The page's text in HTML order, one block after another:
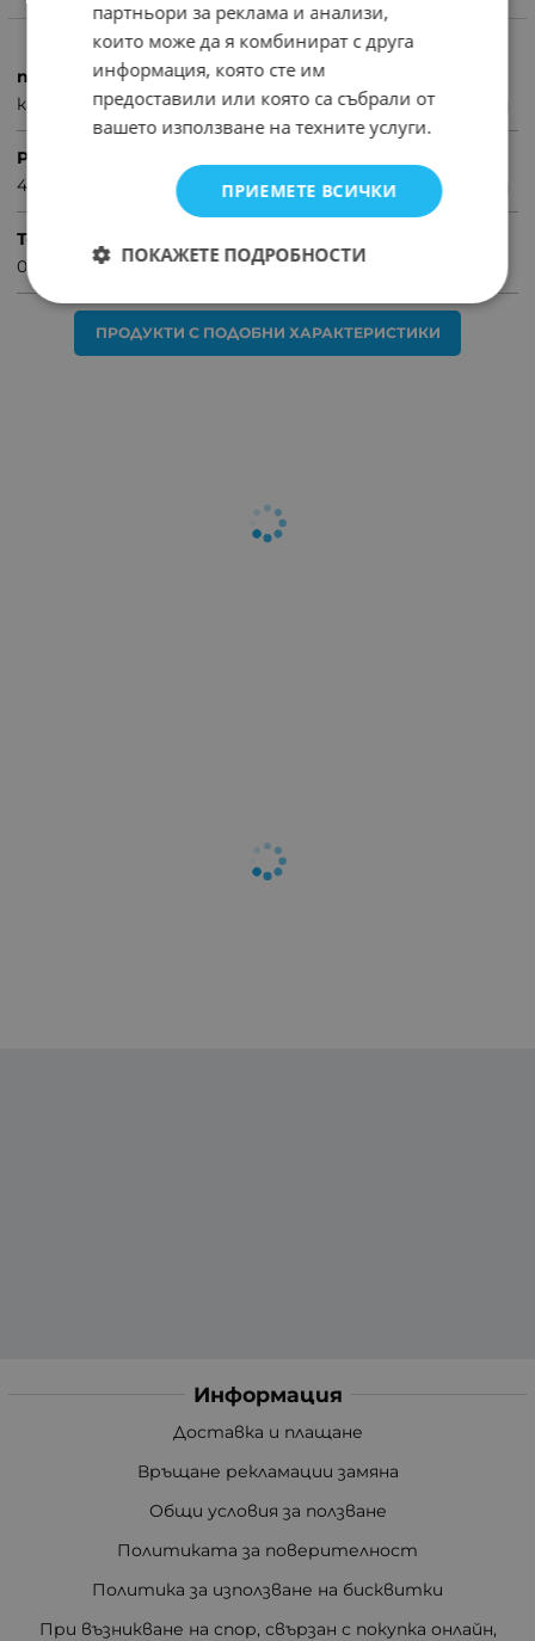
ХАРАКТЕРИСТИКИ
продукт
кабелни връзки
Размер
4.5x180mm
Тегло (кг.)
0.01
ПРОДУКТИ С ПОДОБНИ ХАРАКТЕРИСТИКИ
Информация
Доставка и плащане
Връщане рекламации замяна
Общи условия за ползване
Политиката за поверителност
Политика за използване на бисквитки
При възникване на спор, свързан с покупка онлайн,
партньори за реклама и анализи,
които може да я комбинират с друга
информация, която сте им
предоставили или която са събрали от
вашето използване на техните услуги.
ПРИЕМЕТЕ ВСИЧКИ
ПОКАЖЕТЕ ПОДРОБНОСТИ